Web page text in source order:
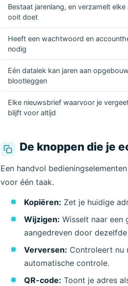
Bestaat jarenlang, en verzamelt
ooit doet
Heeft een wachtwoord en
nodig
Eén datalek kan jaren aan
blootleggen
Elke nieuwsbrief waarvoor je
blijft voor altijd
De knoppen die je
Een handvol
voor één taak.
Kopiëren: Zet je huidige
Wijzigen: Wisselt naar een
aangedreven door dezelfde
Verversen: Controleert nu
automatische controle.
QR-code: Toont je adres